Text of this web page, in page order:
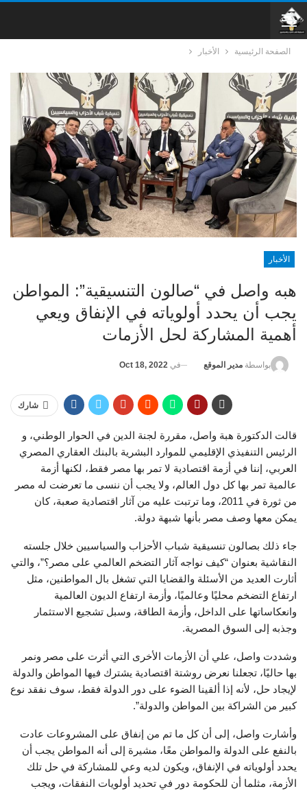
الصفحة الرئيسية الأخبار
الأخبار
هبه واصل في “صالون التنسيقية”: المواطن
يجب أن يحدد أولوياته في الإنفاق ويعي
أهمية المشاركة لحل الأزمات
بواسطة مدير الموقع في Oct 18, 2022
شارك
قالت الدكتورة هبة واصل، مقررة لجنة الدين في الحوار الوطني، و
الرئيس التنفيذي الإقليمي للموارد البشرية بالبنك العقاري المصري
العربي، إننا في أزمة اقتصادية لا تمر بها مصر فقط، لكنها أزمة
عالمية تمر بها كل دول العالم، ولا يجب أن ننسى ما تعرضت له مصر
من ثورة في 2011، وما ترتبت عليه من آثار اقتصادية صعبة، كان
يمكن معها وصف مصر بأنها شبهة دولة.
جاء ذلك بصالون تنسيقية شباب الأحزاب والسياسيين خلال جلسته
النقاشية بعنوان “كيف نواجه آثار التضخم العالمي على مصر؟”، والتي
أثارت العديد من الأسئلة والقضايا التي تشغل بال المواطنين، مثل
ارتفاع التضخم محليًا وعالميًا، وأزمة ارتفاع الديون العالمية
وانعكاساتها على الداخل، وأزمة الطاقة، وسبل تشجيع الاستثمار
وجذبه إلى السوق المصرية.
وشددت واصل، علي أن الأزمات الأخرى التي أثرت على مصر ونمر
بها حاليًا، تجعلنا نعرض روشتة اقتصادية يشترك فيها المواطن والدولة
لإيجاد حل، لأنه إذا ألقينا الضوء على دور الدولة فقط، سوف نفقد نوع
كبير من الشراكة بين المواطن والدولة”.
وأشارت واصل، إلى أن كل ما تم من إنفاق على المشروعات عادت
بالنفع على الدولة والمواطن معًا، مشيرة إلى أنه المواطن يجب أن
يحدد أولوياته في الإنفاق، ويكون لديه وعي للمشاركة في حل تلك
الأزمة، مثلما أن للحكومة دور في تحديد أولويات النفقات، ويجب